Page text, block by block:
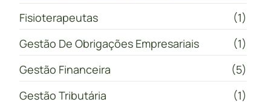
Fisioterapeutas
(1)
Gestão De Obrigações Empresariais
(1)
Gestão Financeira
(5)
Gestão Tributária
(1)